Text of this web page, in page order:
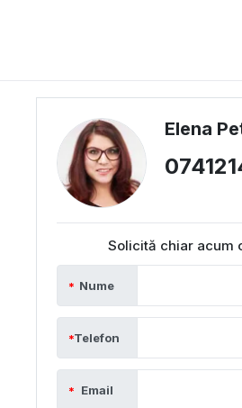
Elena
Solicită chiar acum
Nume
Telefon
Email